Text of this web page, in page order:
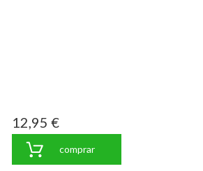
12,95 €
comprar